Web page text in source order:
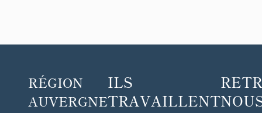
RÉGION
AUVERGNE
ILS
TRAVAILLENT